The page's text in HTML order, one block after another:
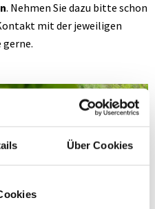
Über Cookies
. Nehmen Sie dazu bitte schon
mit der jeweiligen
gerne.